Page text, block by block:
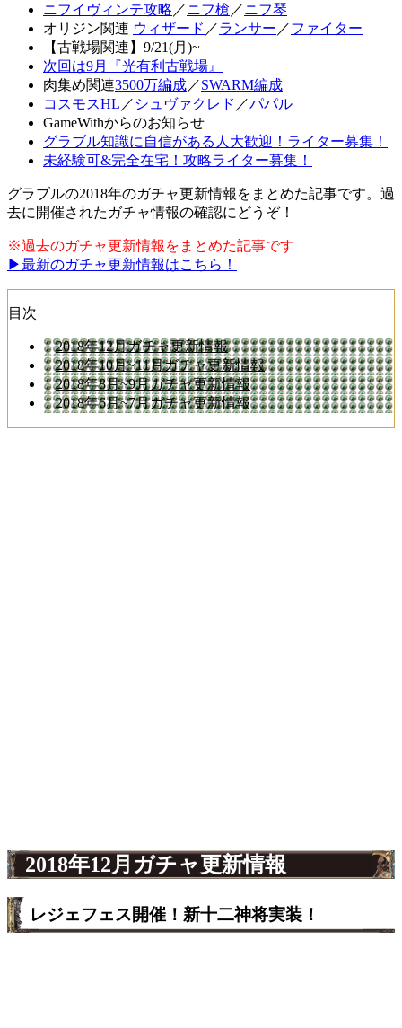
ニフイヴィンテ攻略 ／ニフ槍 ／ニフ琴
オリジン関連 ウィザード ／ランサー ／ファイター
【古戦場関連】9/21(月)~
次回は9月『光有利古戦場』
肉集め関連3500万編成／SWARM編成
コスモスHL ／ シュヴァクレド ／パパル
GameWithからのお知らせ
グラブル知識に自信がある人大歓迎！ライター募集！
未経験可&完全在宅！攻略ライター募集！
グラブルの2018年のガチャ更新情報をまとめた記事です。過
去に開催されたガチャ情報の確認にどうぞ！
※過去のガチャ更新情報をまとめた記事です
▶最新のガチャ更新情報はこちら！
目次
2018年12月ガチャ更新情報
2018年10月~11月ガチャ更新情報
2018年8月~9月ガチャ更新情報
2018年6月~7月ガチャ更新情報
2018年12月ガチャ更新情報
レジェフェス開催！新十二神将実装！